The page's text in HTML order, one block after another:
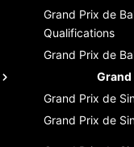
Grand Prix de
Qualifications
Grand Prix de
Grand
Grand Prix de
Grand Prix de